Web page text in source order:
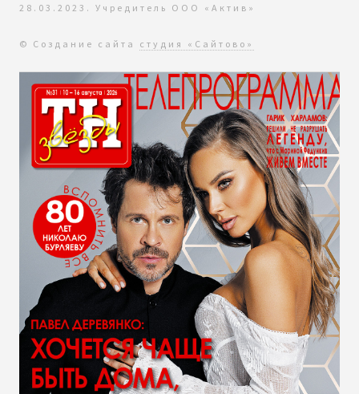
28.03.2023. Учредитель ООО «Актив»
© Создание сайта студия «Сайтово»